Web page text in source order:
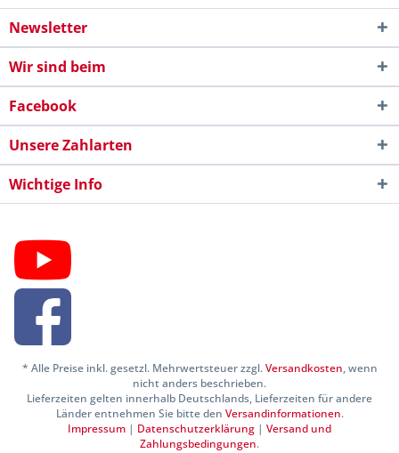
Newsletter
Wir sind beim
Facebook
Unsere Zahlarten
Wichtige Info
* Alle Preise inkl. gesetzl. Mehrwertsteuer zzgl.Versandkosten, wenn
nicht anders beschrieben.
Lieferzeiten gelten innerhalb Deutschlands, Lieferzeiten für andere
Länder entnehmen Sie bitte den Versandinformationen.
Impressum | Datenschutzerklärung | Versand und
Zahlungsbedingungen.